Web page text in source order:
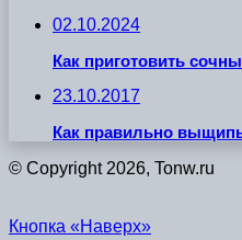
02.10.2024
Как приготовить
23.10.2017
Как правильно
© Copyright 2026, Tonw.ru
Кнопка «Наверх»